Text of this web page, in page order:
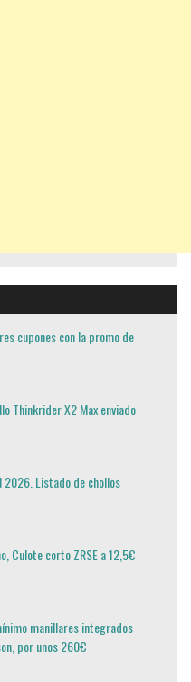
cupones con la promo de
Thinkrider X2 Max enviado
2026. Listado de chollos
Culote corto ZRSE a 12,5€
manillares integrados
por unos 260€